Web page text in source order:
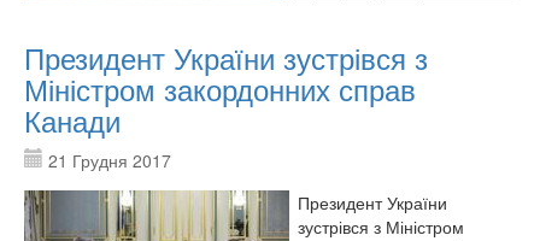
Президент України зустрівся з
Міністром закордонних справ
Канади
21 Грудня 2017
Президент України
зустрівся з Міністром